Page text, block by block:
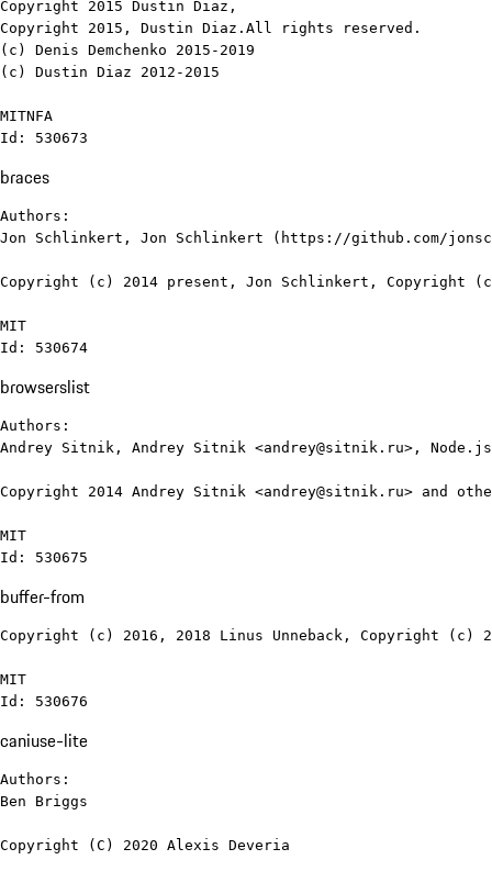
Copyright 2015 Dustin Diaz,
Copyright 2015, Dustin Diaz.All rights reserved.
(c) Denis Demchenko 2015-2019
(c) Dustin Diaz 2012-2015
MITNFA
Id: 530673
braces
Authors:
Jon Schlinkert, Jon Schlinkert (https://github.com/
Copyright (c) 2014 present, Jon Schlinkert, Copyright
MIT
Id: 530674
browserslist
Authors:
Andrey Sitnik, Andrey Sitnik <andrey@sitnik.ru>,
Copyright 2014 Andrey Sitnik <andrey@sitnik.ru> and
MIT
Id: 530675
buffer-from
Copyright (c) 2016, 2018 Linus Unneback, Copyright (c)
MIT
Id: 530676
caniuse-lite
Authors:
Ben Briggs
Copyright (C) 2020 Alexis Deveria